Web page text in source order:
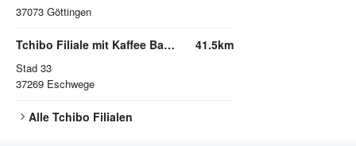
37073 Göttingen
Tchibo Filiale mit Kaffee Bar Eschwege
Stad 33
37269 Eschwege
41.5km
Alle Tchibo Filialen